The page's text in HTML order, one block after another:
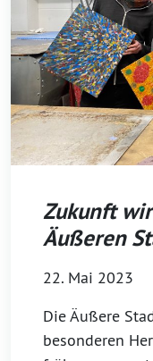
Zukunft
Äußeren
22. Mai 2023
Die Äußere
besonderen